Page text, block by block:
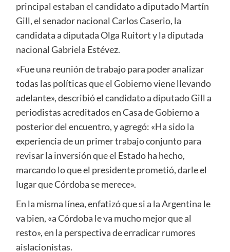
principal estaban el candidato a diputado Martín
Gill, el senador nacional Carlos Caserio, la
candidata a diputada Olga Ruitort y la diputada
nacional Gabriela Estévez.
«Fue una reunión de trabajo para poder analizar
todas las políticas que el Gobierno viene llevando
adelante», describió el candidato a diputado Gill a
periodistas acreditados en Casa de Gobierno a
posterior del encuentro, y agregó: «Ha sido la
experiencia de un primer trabajo conjunto para
revisar la inversión que el Estado ha hecho,
marcando lo que el presidente prometió, darle el
lugar que Córdoba se merece».
En la misma línea, enfatizó que si a la Argentina le
va bien, «a Córdoba le va mucho mejor que al
resto», en la perspectiva de erradicar rumores
aislacionistas.